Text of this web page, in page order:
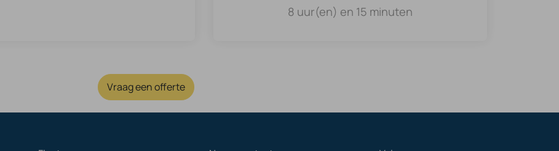
8 uur(en) en 15 minuten
Vraag een offerte